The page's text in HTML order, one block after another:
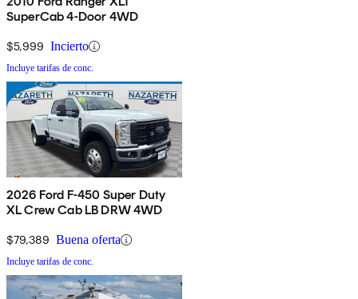
SuperCab 4-Door 4WD
$5,999 Incierto
Incluye tarifas de conc.
2026 Ford F-450 Super Duty
XL Crew Cab LB DRW 4WD
$79,389 Buena oferta
Incluye tarifas de conc.